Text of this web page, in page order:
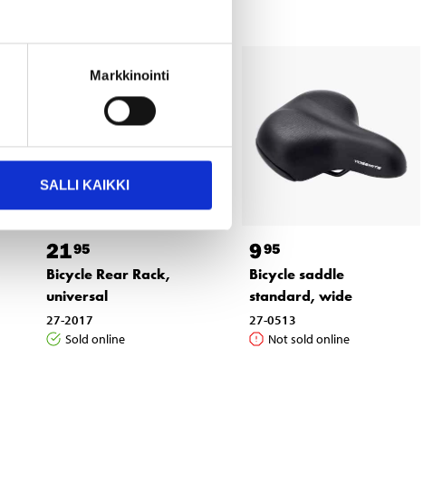
Markkinointi
SALLI KAIKKI
2195
Bicycle Rear Rack,
universal
27-2017
Sold online
995
Bicycle saddle
standard, wide
27-0513
Not sold online